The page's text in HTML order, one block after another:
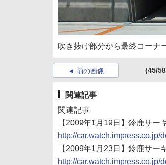
吹き抜け部分から最終コーナ
前の画像 (45/
関連記事
関連記事
【2009年1月19日】鈴鹿サー
http://car.watch.impress.co.jp/
【2009年1月23日】鈴鹿サー
http://car.watch.impress.co.jp/